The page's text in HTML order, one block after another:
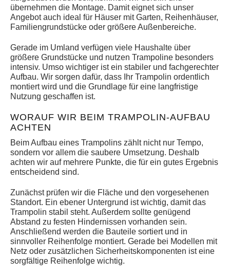
übernehmen die Montage. Damit eignet sich unser
Angebot auch ideal für Häuser mit Garten, Reihenhäuser,
Familiengrundstücke oder größere Außenbereiche.
Gerade im Umland verfügen viele Haushalte über
größere Grundstücke und nutzen Trampoline besonders
intensiv. Umso wichtiger ist ein stabiler und fachgerechter
Aufbau. Wir sorgen dafür, dass Ihr Trampolin ordentlich
montiert wird und die Grundlage für eine langfristige
Nutzung geschaffen ist.
WORAUF WIR BEIM TRAMPOLIN-AUFBAU
ACHTEN
Beim Aufbau eines Trampolins zählt nicht nur Tempo,
sondern vor allem die saubere Umsetzung. Deshalb
achten wir auf mehrere Punkte, die für ein gutes Ergebnis
entscheidend sind.
Zunächst prüfen wir die Fläche und den vorgesehenen
Standort. Ein ebener Untergrund ist wichtig, damit das
Trampolin stabil steht. Außerdem sollte genügend
Abstand zu festen Hindernissen vorhanden sein.
Anschließend werden die Bauteile sortiert und in
sinnvoller Reihenfolge montiert. Gerade bei Modellen mit
Netz oder zusätzlichen Sicherheitskomponenten ist eine
sorgfältige Reihenfolge wichtig.